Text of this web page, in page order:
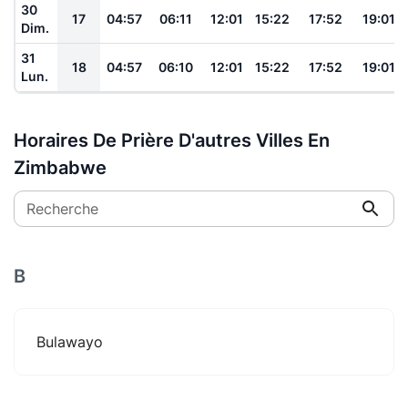
30
Dim.
17 04:57 06:11 12:01 15:22 17:52 19:01
31
Lun.
18 04:57 06:10 12:01 15:22 17:52 19:01
Horaires De Prière D'autres Villes En
Zimbabwe
Recherche
B
Bulawayo